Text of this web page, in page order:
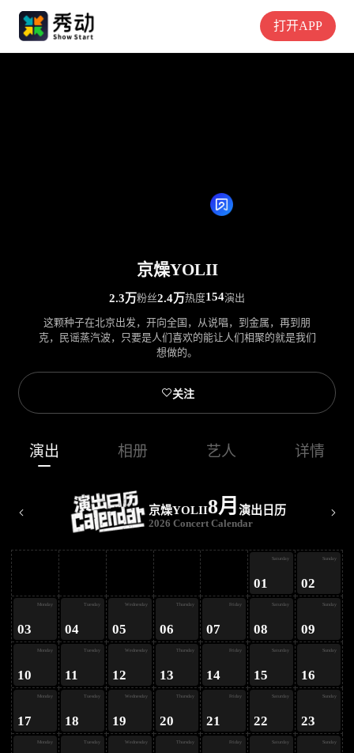
打开APP
京燥YOLII
2.3万粉丝2.4万热度154演出
这颗种子在北京出发，开向全国，从说唱，到金属，再到朋
克，民谣蒸汽波，只要是人们喜欢的能让人们相聚的就是我们
想做的。
关注
演出 相册 艺人 详情
京燥YOLII8月 演出日历
2026 Concert Calendar
Saturday
01
Sunday
02
Monday
03
Tuesday
04
Wednesday
05
Thursday
06
Friday
07
Saturday
08
Sunday
09
Monday
10
Tuesday
11
Wednesday
12
Thursday
13
Friday
14
Saturday
15
Sunday
16
Monday
17
Tuesday
18
Wednesday
19
Thursday
20
Friday
21
Saturday
22
Sunday
23
Monday Tuesday Wednesday Thursday Friday Saturday Sunday